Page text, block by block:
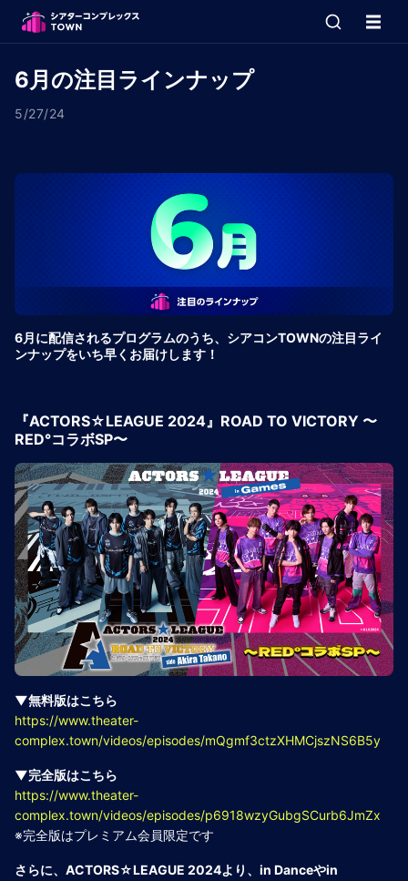
6月の注目ラインナップ
5/27/24
6月に配信されるプログラムのうち、シアコンTOWNの注目ライ
ンナップをいち早くお届けします！
『ACTORS☆LEAGUE 2024』ROAD TO VICTORY 〜
RED°コラボSP〜
▼無料版はこちら
https://www.theater-
complex.town/videos/episodes/mQgmf3ctzXHMCjszNS6B5y
▼完全版はこちら
https://www.theater-
complex.town/videos/episodes/p6918wzyGubgSCurb6JmZx
※完全版はプレミアム会員限定です
さらに、ACTORS☆LEAGUE 2024より、in Danceやin